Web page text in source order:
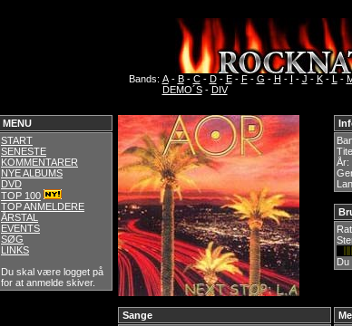
Bands: A- B- C- D- E- F- G - H - I - J - K- L -
DEMO´S- DIV
MENU
START
SENESTE
KOMMENTARER
NYE ALBUMS
DVD
TOP 100
TOP ANMELDERE
ÅRSTAL
EVENTS
SØG
LINKS
Du skal være logget på
for at anmelde skiver.
År:
Du
Sange